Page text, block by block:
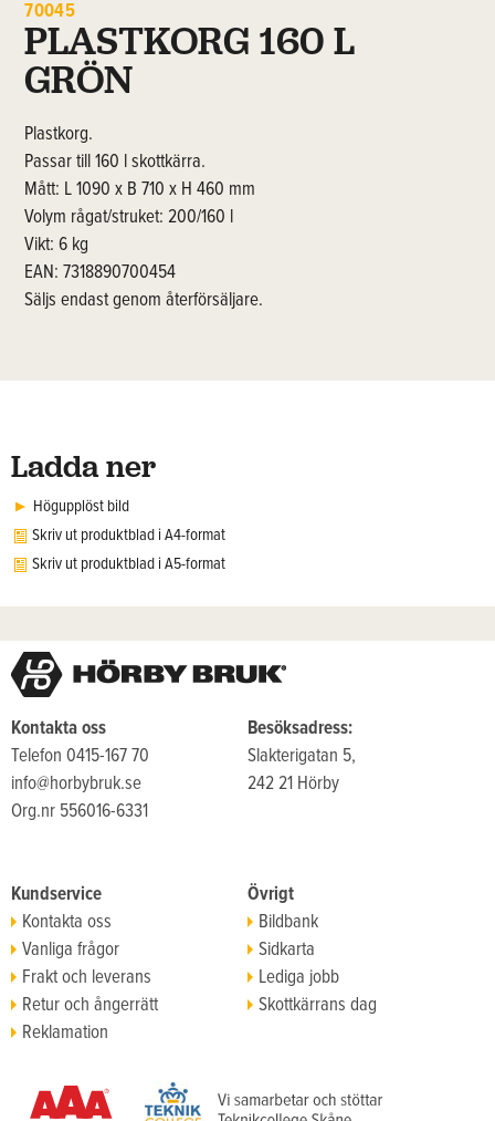
70045
PLASTKORG 160 L
GRÖN
Plastkorg.
Passar till 160 l skottkärra.
Mått: L 1090 x B 710 x H 460 mm
Volym rågat/struket: 200/160 l
Vikt: 6 kg
EAN: 7318890700454
Säljs endast genom återförsäljare.
Ladda ner
Högupplöst bild
Skriv ut produktblad i A4-format
Skriv ut produktblad i A5-format
Kontakta oss
Telefon 0415-167 70
info@horbybruk.se
Org.nr 556016-6331
Besöksadress:
Slakterigatan 5,
242 21 Hörby
Kundservice
Kontakta oss
Vanliga frågor
Frakt och leverans
Retur och ångerrätt
Reklamation
Övrigt
Bildbank
Sidkarta
Lediga jobb
Skottkärrans dag